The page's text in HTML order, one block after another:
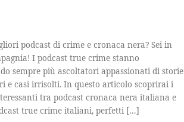
podcast di crime e cronaca nera? Sei in
I podcast true crime stanno
sempre più ascoltatori appassionati di storie
e casi irrisolti. In questo articolo scoprirai i
tra podcast cronaca nera italiana e
true crime italiani, perfetti […]